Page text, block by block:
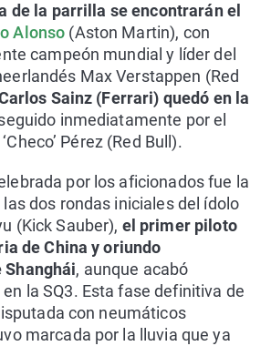
de la parrilla se encontrarán el
Alonso (Aston Martin), con
campeón mundial y líder del
Max Verstappen (Red
Sainz (Ferrari) quedó en la
inmediatamente por el
Pérez (Red Bull).
por los aficionados fue la
dos rondas iniciales del ídolo
(Kick Sauber), el primer piloto
de China y oriundo
, aunque acabó
la SQ3. Esta fase definitiva de
con neumáticos
marcada por la lluvia que ya